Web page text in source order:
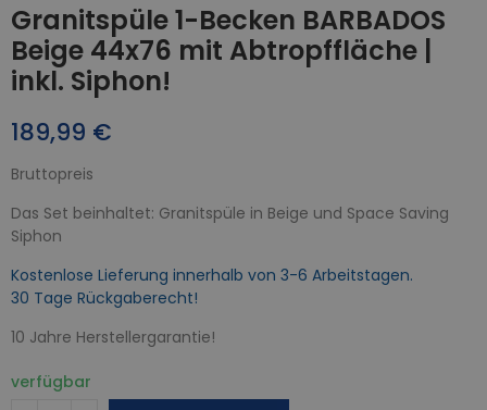
Granitspüle 1-Becken BARBADOS
Beige 44x76 mit Abtropffläche |
inkl. Siphon!
189,99 €
Bruttopreis
Das Set beinhaltet: Granitspüle in Beige und Space Saving
Siphon
Kostenlose Lieferung innerhalb von 3-6 Arbeitstagen.
30 Tage Rückgaberecht!
10 Jahre Herstellergarantie!
verfügbar